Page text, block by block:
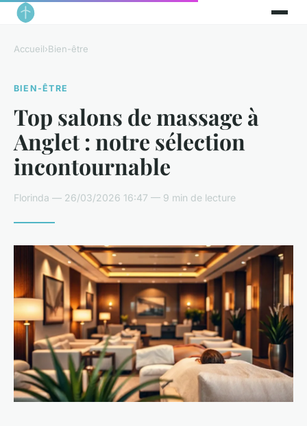
Accueil›Bien-être
BIEN-ÊTRE
Top salons de massage à
Anglet : notre sélection
incontournable
Florinda — 26/03/2026 16:47 — 9 min de lecture